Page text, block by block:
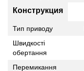
Конструкция
Тип приводу
Швидкості
обертання
Перемикання